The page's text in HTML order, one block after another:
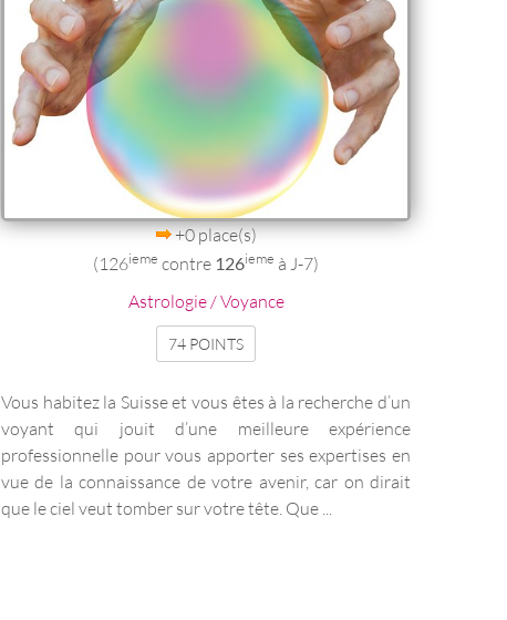
+0 place(s)
(126ieme contre 126ieme à J-7)
Astrologie / Voyance
74 POINTS
Vous habitez la Suisse et vous êtes à la recherche d’un
voyant qui jouit d’une meilleure expérience
professionnelle pour vous apporter ses expertises en
vue de la connaissance de votre avenir, car on dirait
que le ciel veut tomber sur votre tête. Que ...